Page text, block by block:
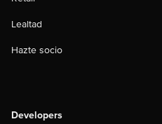
Lealtad
Hazte socio
Developers